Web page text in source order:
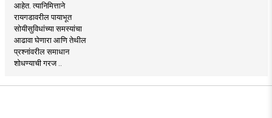
आहेत. त्यानिमित्ताने
रायगडावरील पायाभूत
सोयीसुविधांच्या समस्यांचा
आढावा घेणारा आणि तेथील
प्रश्नांवरील समाधान
शोधण्याची गरज ..